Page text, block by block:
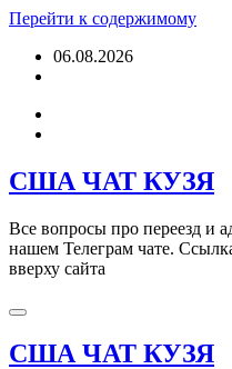
Перейти к содержимому
06.08.2026
США ЧАТ КУЗЯ
Все вопросы про переезд
нашем Телеграм чате.
вверху сайта
США ЧАТ КУЗЯ